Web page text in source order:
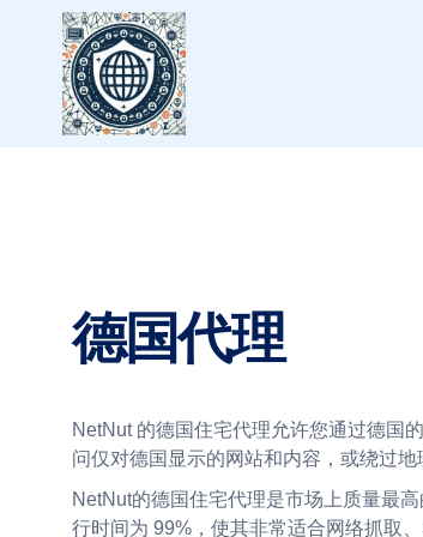
德国代理
NetNut 的德国住宅代理允许您通过德国
问仅对德国显示的网站和内容，或绕过地
NetNut的德国住宅代理是市场上质量最
行时间为 99%，使其非常适合网络抓取